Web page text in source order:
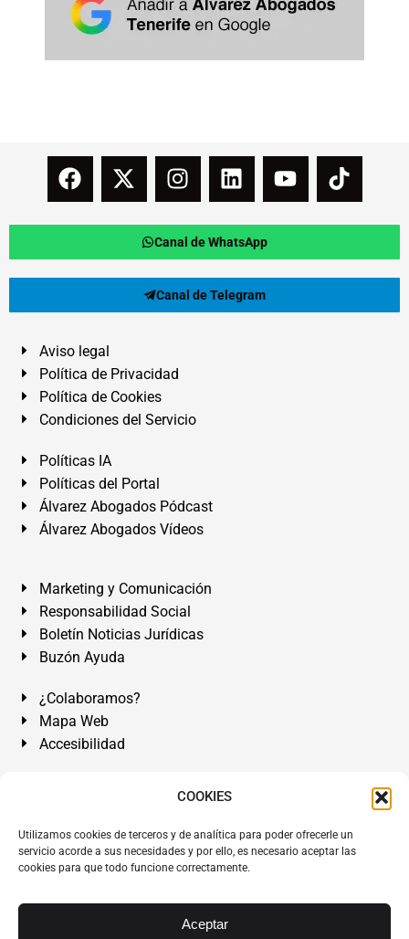
COOKIES
Utilizamos cookies de terceros y de analítica para poder ofrecerle un
servicio acorde a sus necesidades y por ello, es necesario aceptar las
cookies para que todo funcione correctamente.
Aceptar
Canal de WhatsApp
Canal de Telegram
Aviso legal
Política de Privacidad
Política de Cookies
Condiciones del Servicio
Políticas IA
Políticas del Portal
Álvarez Abogados Pódcast
Álvarez Abogados Vídeos
Marketing y Comunicación
Responsabilidad Social
Boletín Noticias Jurídicas
Buzón Ayuda
¿Colaboramos?
Mapa Web
Accesibilidad
Álvarez Abogados Tenerife:Calle Teobaldo Power Nº 7,
de Tenerife. Islas Canarias.
Somos Abogados especialistas del Derecho desde 1954.
Tenerife Sur .Mejores Abogados Tenerife